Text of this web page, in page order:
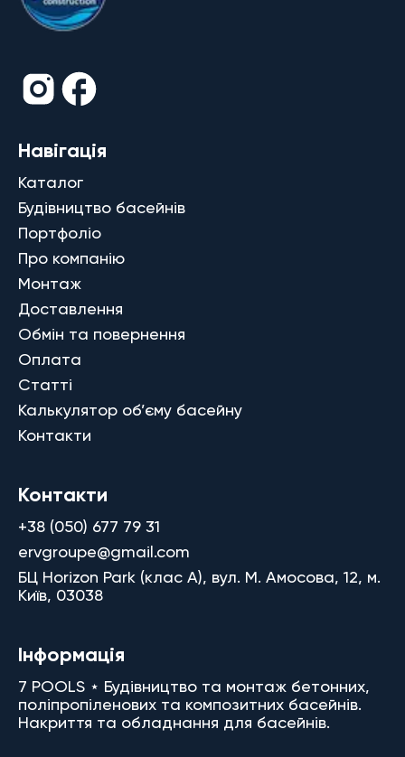
Навігація
Каталог
Будівництво басейнів
Портфоліо
Про компанію
Монтаж
Доставлення
Обмін та повернення
Оплата
Статті
Калькулятор об’єму басейну
Контакти
Контакти
+38 (050) 677 79 31
ervgroupe@gmail.com
БЦ Horizon Park (клас A), вул. М. Амосова, 12, м.
Київ, 03038
Інформація
7 POOLS ⋆ Будівництво та монтаж бетонних,
поліпропіленових та композитних басейнів.
Накриття та обладнання для басейнів.